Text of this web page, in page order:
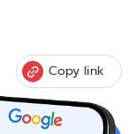
Copy link